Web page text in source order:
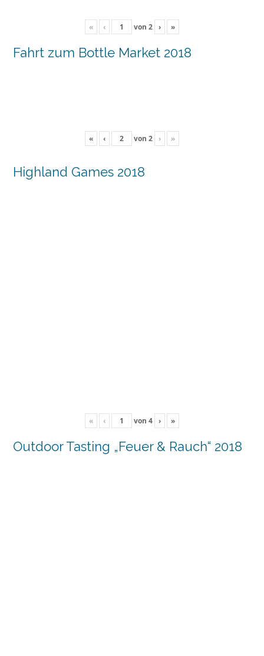
« ‹ von 2 › »
Fahrt zum Bottle Market 2018
« ‹ von 2 › »
Highland Games 2018
« ‹ von 4 › »
Outdoor Tasting „Feuer & Rauch“ 2018